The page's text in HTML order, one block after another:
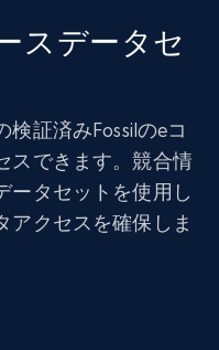
スデータセ
証済みFossilのeコ
スできます。競合情
ータセットを使用し
アクセスを確保しま